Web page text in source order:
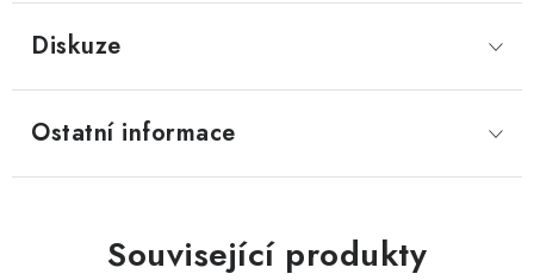
Diskuze
Ostatní informace
Související produkty